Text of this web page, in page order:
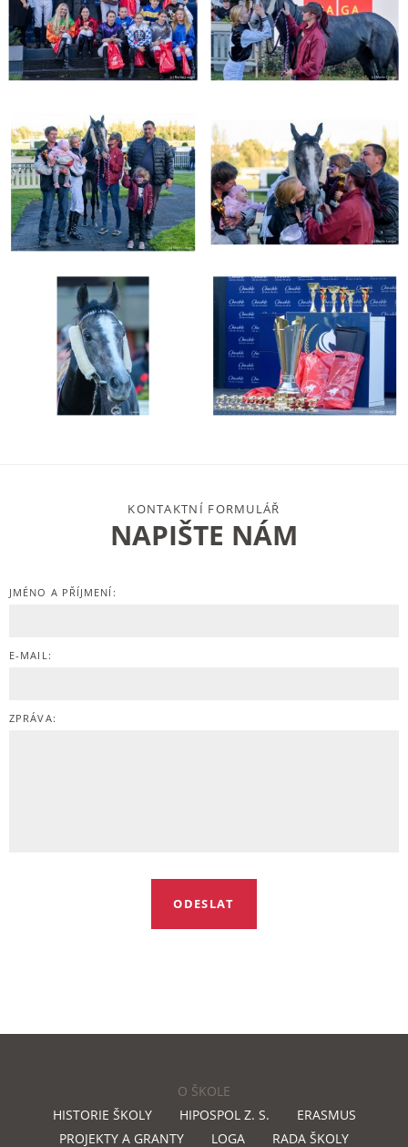
NAPIŠTE NÁM
KONTAKTNÍ FORMULÁŘ
JMÉNO A PŘÍJMENÍ:
E-MAIL:
ZPRÁVA:
O ŠKOLE
HISTORIE ŠKOLY
HIPOSPOL Z. S.
ERASMUS
PROJEKTY A GRANTY
LOGA RADA ŠKOLY